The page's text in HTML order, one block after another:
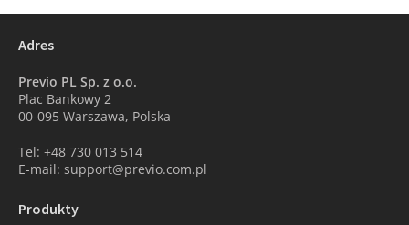
Adres
Previo PL Sp. z o.o.
Plac Bankowy 2
00-095 Warszawa, Polska
Tel: +48 730 013 514
E-mail: support@previo.com.pl
Produkty